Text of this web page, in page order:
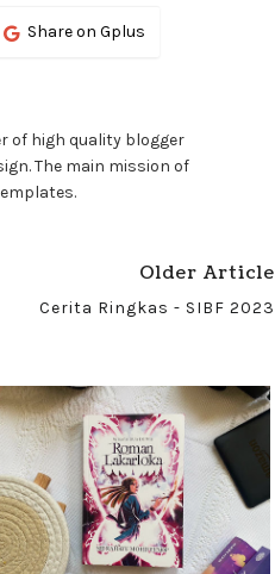
Share on Gplus
of high quality blogger
The main mission of
Older Article
Cerita Ringkas - SIBF 2023